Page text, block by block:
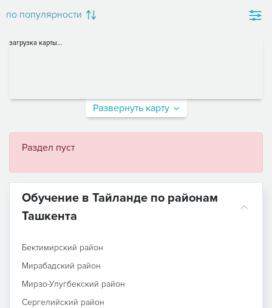
по популярности
загрузка карты...
Развернуть карту
Раздел пуст
Обучение в Тайланде по районам
Ташкента
Бектимирский район
Мирабадский район
Мирзо-Улугбекский район
Сергелийский район